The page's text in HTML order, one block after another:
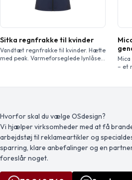
Sitka regnfrakke til kvinder
Vandtæt regnfrakke til kvinder. Hætte
med peak. Varmeforseglede lynlåse
Mica
– et
og
Hvorfor skal du vælge OSdesign?
Vi hjælper virksomheder med at få
arbejdstøj til reklameartikler og
sparring, klare anbefalinger og en
foreslår noget.